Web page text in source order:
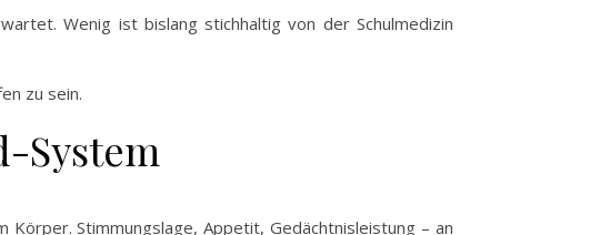
Wenig ist bislang stichhaltig von der Schulmedizin
zu sein.
System
Stimmungslage, Appetit, Gedächtnisleistung – an